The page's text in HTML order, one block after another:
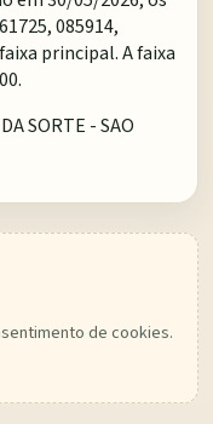
085914,
principal. A faixa
SORTE - SAO
de cookies.